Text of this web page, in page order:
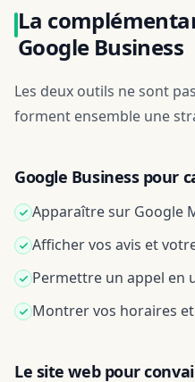
La
Google Business
Les deux outils ne sont
forment ensemble une
Google Business pour
Apparaître sur Google
Afficher vos avis et
Permettre un appel en
Montrer vos horaires
Le site web pour